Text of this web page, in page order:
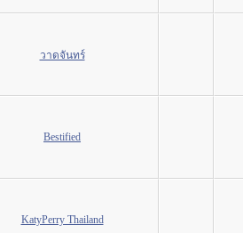
วาดจันทร์
Bestified
KatyPerry Thailand